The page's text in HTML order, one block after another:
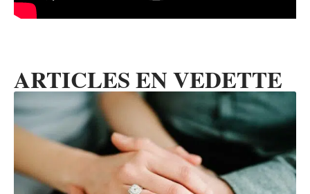
ARTICLES EN VEDETTE